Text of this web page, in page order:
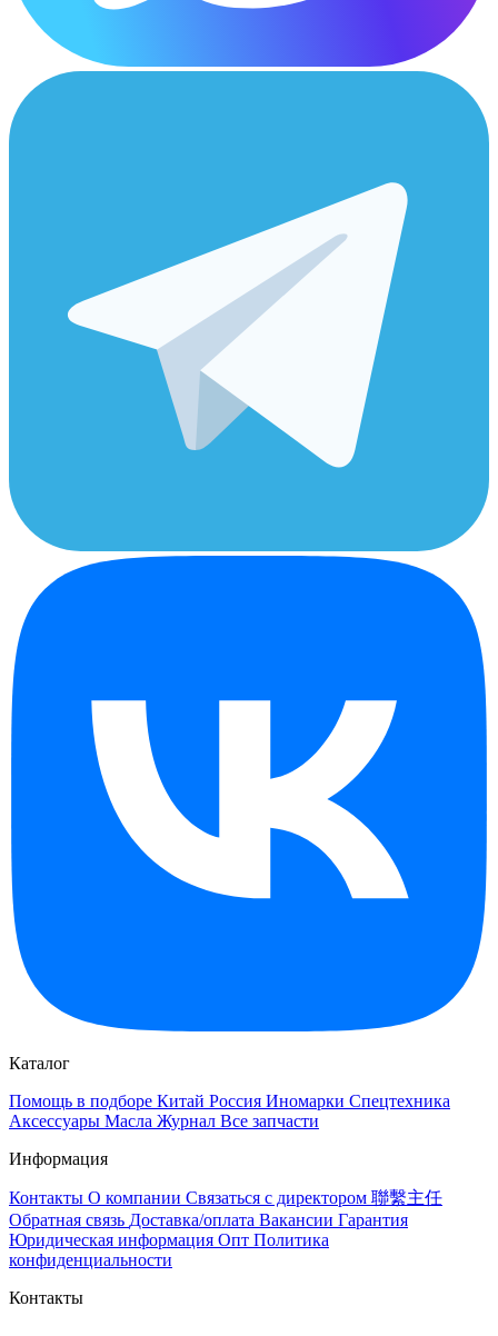
Каталог
Помощь в подборе Китай Россия Иномарки Спецтехника
Аксессуары Масла Журнал Все запчасти
Информация
Контакты О компании Связаться с директором 聯繫主任
Обратная связь Доставка/оплата Вакансии Гарантия
Юридическая информация Опт Политика
конфиденциальности
Контакты